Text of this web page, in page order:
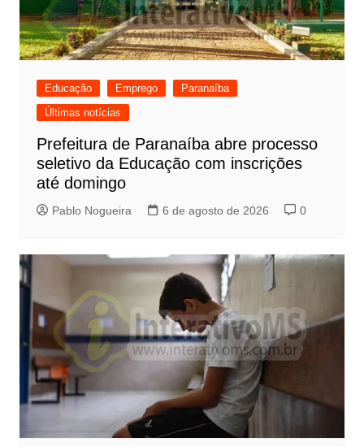
Educação Emprego
Paranaíba
Últimas notícias
Prefeitura de Paranaíba abre processo
seletivo da Educação com inscrições
até domingo
Pablo Nogueira 6 de agosto de 2026 0